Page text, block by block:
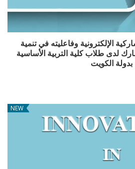
الإلكترونية وفاعليته في تنمية
لدى طلاب كلية التربية الأساسية
بدولة الكويت
NEW